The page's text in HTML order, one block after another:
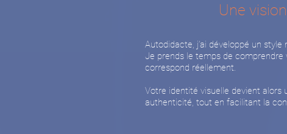
Une
Autodidacte, j’ai développé un
Je prends le temps de
correspond réellement.
Votre identité visuelle devient
authenticité, tout en facilitant la